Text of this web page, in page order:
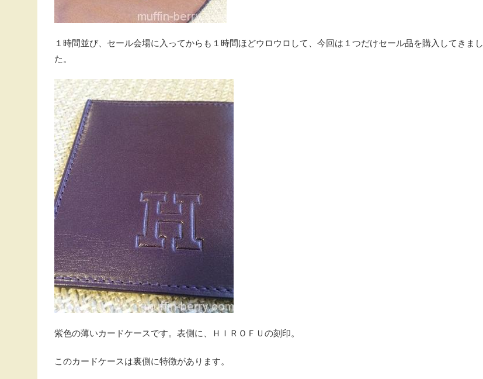
１時間並び、セール会場に入ってからも１時間ほどウロウロして、今回は１つだけセール品を購入してきまし
た。
紫色の薄いカードケースです。表側に、ＨＩＲＯＦＵの刻印。
このカードケースは裏側に特徴があります。